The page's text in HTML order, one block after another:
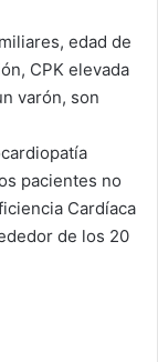
edad de
CPK elevada
varón, son
pacientes no
Cardíaca
de los 20